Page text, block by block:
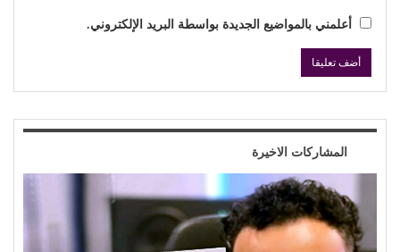
أعلمني بالمواضيع الجديدة بواسطة البريد الإلكتروني.
المشاركات الاخيرة